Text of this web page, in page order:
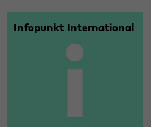
Infopunkt­ International